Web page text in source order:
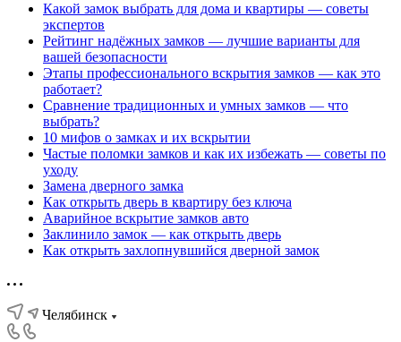
Какой замок выбрать для дома и квартиры — советы
экспертов
Рейтинг надёжных замков — лучшие варианты для
вашей безопасности
Этапы профессионального вскрытия замков — как это
работает?
Сравнение традиционных и умных замков — что
выбрать?
10 мифов о замках и их вскрытии
Частые поломки замков и как их избежать — советы по
уходу
Замена дверного замка
Как открыть дверь в квартиру без ключа
Аварийное вскрытие замков авто
Заклинило замок — как открыть дверь
Как открыть захлопнувшийся дверной замок
Челябинск